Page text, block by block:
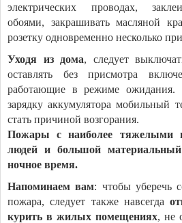
электрических проводах,
обоями, закрашивать масляной
розетку одновременно несколько
Уходя из дома, следует
оставлять без присмотра
работающие в режиме ожидания.
зарядку аккумулятора мобильный
стать причиной возгорания.
Пожары с наиболее тяжелыми
людей и большой
ночное время.
Напоминаем вам: чтобы уберечь
пожара, следует также навсегда
курить в жилых помещениях, не